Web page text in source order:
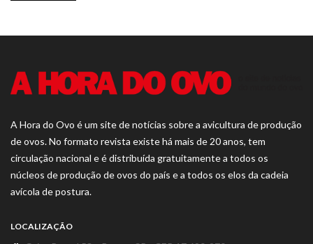
A Hora do Ovo é um site de notícias sobre a avicultura de produção
de ovos. No formato revista existe há mais de 20 anos, tem
circulação nacional e é distribuída gratuitamente a todos os
núcleos de produção de ovos do país e a todos os elos da cadeia
avícola de postura.
LOCALIZAÇÃO